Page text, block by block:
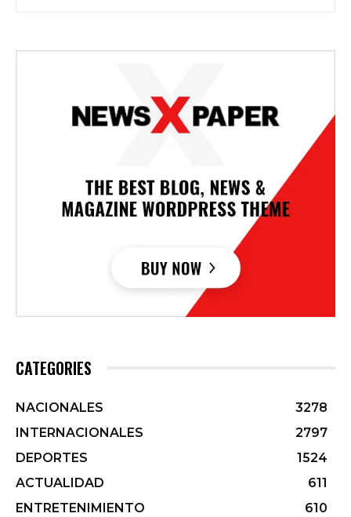
CATEGORIES
NACIONALES
3278
INTERNACIONALES
2797
DEPORTES
1524
ACTUALIDAD
611
ENTRETENIMIENTO
610